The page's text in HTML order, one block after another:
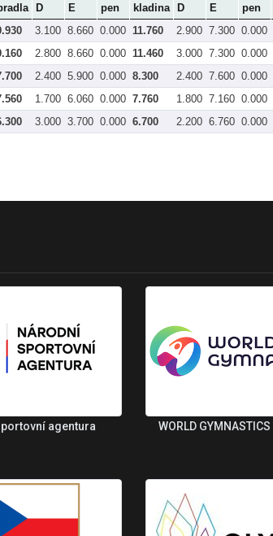
D E pen kladina D E pen
3.100 8.660 0.000 11.760 2.900 7.300 0.000
2.800 8.660 0.000 11.460 3.000 7.300 0.000
2.400 5.900 0.000 8.300 2.400 7.600 0.000
1.700 6.060 0.000 7.760 1.800 7.160 0.000
3.000 3.700 0.000 6.700 2.200 6.760 0.000
agentura WORLD GYMNASTICS